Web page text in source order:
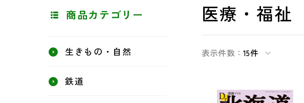
商品カテゴリー
生きもの・自然
鉄道
医療・福祉
表示件数：15件